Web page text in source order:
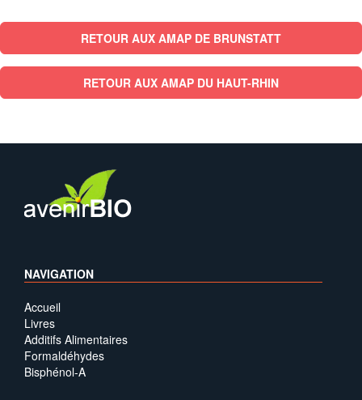
RETOUR AUX AMAP DE BRUNSTATT
RETOUR AUX AMAP DU HAUT-RHIN
NAVIGATION
Accueil
Livres
Additifs Alimentaires
Formaldéhydes
Bisphénol-A